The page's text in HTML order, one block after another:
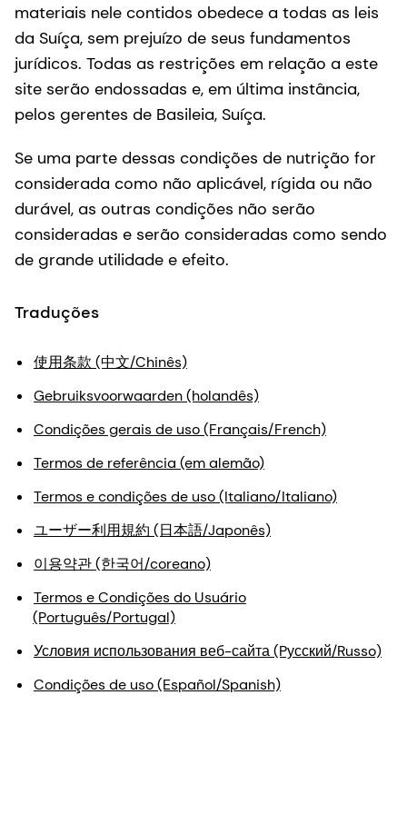
materiais nele contidos obedece a todas as leis
da Suíça, sem prejuízo de seus fundamentos
jurídicos. Todas as restrições em relação a este
site serão endossadas e, em última instância,
pelos gerentes de Basileia, Suíça.
Se uma parte dessas condições de nutrição for
considerada como não aplicável, rígida ou não
durável, as outras condições não serão
consideradas e serão consideradas como sendo
de grande utilidade e efeito.
Traduções
使用条款 (中文/Chinês)
Gebruiksvoorwaarden (holandês)
Condições gerais de uso (Français/French)
Termos de referência (em alemão)
Termos e condições de uso (Italiano/Italiano)
ユーザー利用規約 (日本語/Japonês)
이용약관 (한국어/coreano)
Termos e Condições do Usuário
(Português/Portugal)
Условия использования веб-сайта (Pусский/Russo)
Condições de uso (Español/Spanish)